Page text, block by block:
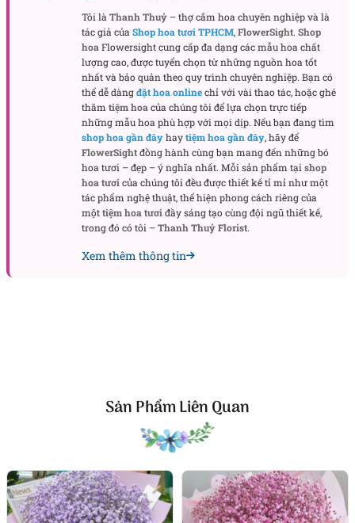
tặng những người thân yêu
Hoa bi có nhiều màu, mỗi màu lại tượng trưng cho
cho tình yêu chung thủy, không chỉ vậy màu tím
mộng mơ và thân thương còn truyền tải vẻ đẹp sang
Tôi là Thanh Thuỷ – thợ cắm hoa chuyên nghiệp và là
tác giả của Shop hoa tươi TPHCM,FlowerSight. Shop
hoa Flowersight cung cấp đa dạng các mẫu hoa chất
lượng cao, được tuyển chọn từ những nguồn hoa tốt
nhất và bảo quản theo quy trình chuyên nghiệp. Bạn có
thể dễ dàngđặt hoa onlinechỉ với vài thao tác, hoặc ghé
thăm tiệm hoa của chúng tôi để lựa chọn trực tiếp
những mẫu hoa phù hợp với mọi dịp. Nếu bạn đang tìm
shop hoa gần đâyhaytiệm hoa gần đây, hãy để
FlowerSightđồng hành cùng bạn mang đến những bó
hoa tươi – đẹp – ý nghĩa nhất. Mỗi sản phẩm tại shop
hoa tươi của chúng tôi đều được thiết kế tỉ mỉ như một
tác phẩm nghệ thuật, thể hiện phong cách riêng của
mộttiệm hoa tươi đầy sáng tạo cùng đội ngũ thiết kế,
trong đó có tôi –Thanh Thuỷ Florist.
Xem thêm thông tin
Sản Phẩm Liên Quan